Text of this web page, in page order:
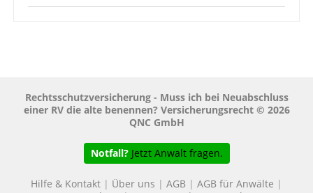
Rechtsschutzversicherung - Muss ich bei Neuabschluss
einer RV die alte benennen? Versicherungsrecht © 2026
QNC GmbH
Notfall? Jetzt Anwalt fragen.
Hilfe & Kontakt | Über uns | AGB | AGB für Anwälte |